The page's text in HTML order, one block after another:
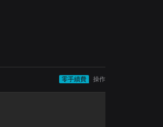
零手續費 操作